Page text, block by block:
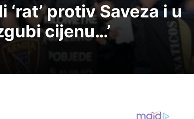
protiv Saveza i u
cijenu…’